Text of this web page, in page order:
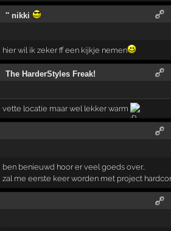
'' nikki
hier wil ik zeker ff een kijkje nemen
The HarderStyles Freak!
vette locatie maar wel lekker warm
ben benieuwd hoor er veel goeds over..
zal me eerste keer worden met project